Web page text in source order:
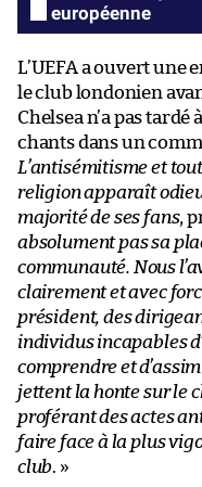
européenne
L’UEFA a ouvert
le club londonien
Chelsea n’a pas
chants dans un
L’antisémitisme et
religion apparaît
majorité de ses fans,
absolument pas sa
communauté. Nous
clairement et avec
président, des
individus incapables
comprendre et
jettent la honte sur le
proférant des actes
faire face à la plus
club. »